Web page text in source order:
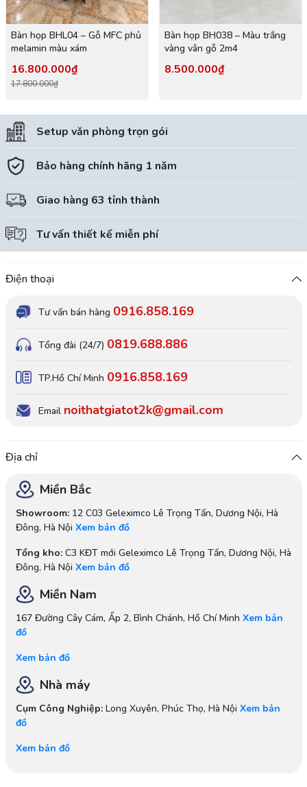
Bàn họp BHL04 – Gỗ MFC phủ
melamin màu xám
16.800.000₫
17.800.000₫
Bàn họp BH038 – Màu trắng
vàng vân gỗ 2m4
8.500.000₫
Setup văn phòng trọn gói
Bảo hàng chính hãng 1 năm
Giao hàng 63 tỉnh thành
Tư vấn thiết kế miễn phí
Điện thoại
Tư vấn bán hàng 0916.858.169
Tổng đài (24/7) 0819.688.886
TP.Hồ Chí Minh 0916.858.169
Email noithatgiatot2k@gmail.com
Địa chỉ
Miền Bắc
Showroom:12 C03 Geleximco Lê Trọng Tấn, Dương Nội, Hà
Đông, Hà Nội Xem bản đồ
Tổng kho:C3 KĐT mới Geleximco Lê Trọng Tấn, Dương Nội, Hà
Đông, Hà Nội Xem bản đồ
Miền Nam
167 Đường Cây Cám, Ấp 2, Bình Chánh, Hồ Chí Minh Xem bản
đồ
Xem bản đồ
Nhà máy
Cụm Công Nghiệp:Long Xuyên, Phúc Thọ, Hà Nội Xem bản
đồ
Xem bản đồ